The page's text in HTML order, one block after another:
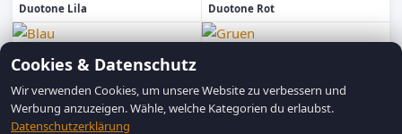
Duotone Lila Duotone Rot
Blau
Cookies & Datenschutz
Wir verwenden Cookies, um unsere Website zu verbessern und
Werbung anzuzeigen. Wähle, welche Kategorien du erlaubst.
Datenschutzerklärung